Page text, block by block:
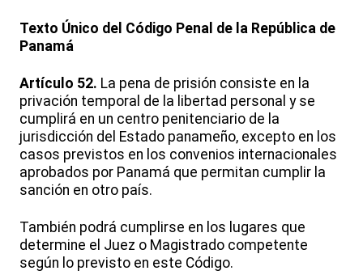
Texto Único del Código Penal de la República de
Panamá
Artículo 52. La pena de prisión consiste en la
privación temporal de la libertad personal y se
cumplirá en un centro penitenciario de la
jurisdicción del Estado panameño, excepto en los
casos previstos en los convenios internacionales
aprobados por Panamá que permitan cumplir la
sanción en otro país.
También podrá cumplirse en los lugares que
determine el Juez o Magistrado competente
según lo previsto en este Código.